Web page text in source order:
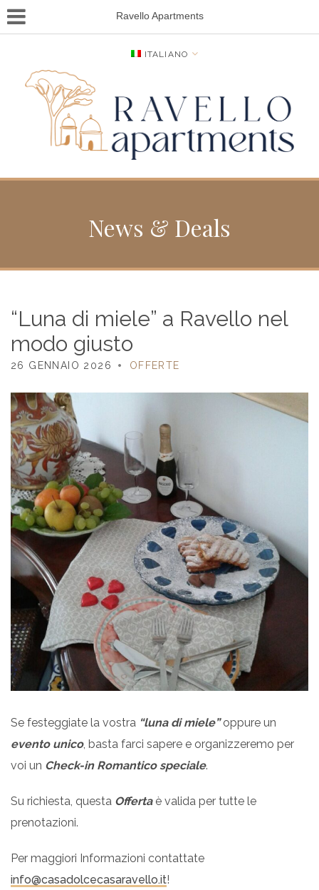
Ravello Apartments
ITALIANO
News & Deals
“Luna di miele” a Ravello nel
modo giusto
26 GENNAIO 2026 OFFERTE
Se festeggiate la vostra “luna di miele”oppure un
evento unico, basta farci sapere e organizzeremo per
voi un Check-in Romantico speciale.
Su richiesta, questa Offertaè valida per tutte le
prenotazioni.
Per maggiori Informazioni contattate
info@casadolcecasaravello.it!